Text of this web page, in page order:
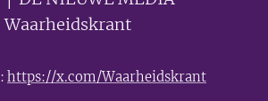
Waarheidskrant
https://x.com/Waarheidskrant